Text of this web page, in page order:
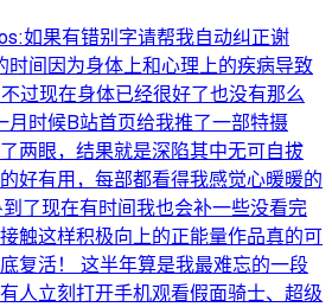
如果有错别字请帮我自动纠正谢
间因为身体上和心理上的疾病导致
过现在身体已经很好了也没有那么
时候B站首页给我推了一部特摄
两眼，结果就是深陷其中无可自拔
好有用，每部都看得我感觉心暖暖的
了现在有时间我也会补一些没看完
触这样积极向上的正能量作品真的可
复活！ 这半年算是我最难忘的一段
人立刻打开手机观看假面骑士、超级